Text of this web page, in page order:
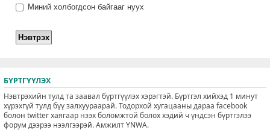
Миний холбогдсон байгааг нуух
БҮРТГҮҮЛЭХ
Нэвтрэхийн тулд та заавал бүртгүүлэх хэрэгтэй. Бүртгэл хийхэд 1 минут
хүрэхгүй тулд бүү залхуураарай. Тодорхой хугацааны дараа facebook
болон twitter хаягаар нээх боломжтой болох хэдий ч үндсэн бүртгэлээ
форум дээрээ нээлгээрэй. Амжилт YNWA.